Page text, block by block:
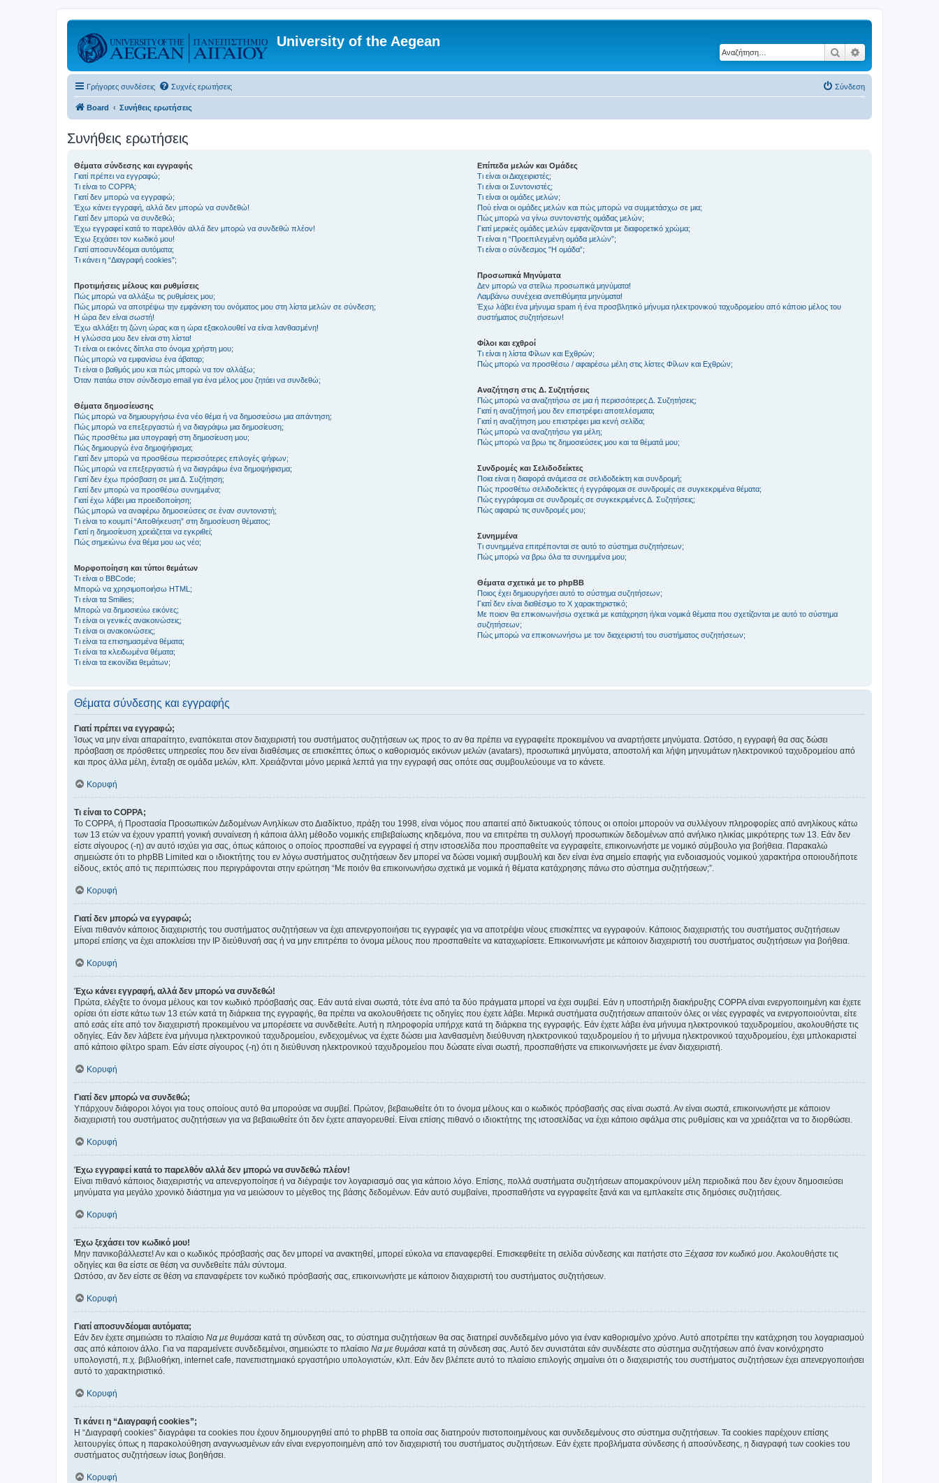
University of the Aegean
Αναζήτηση
Γρήγορες συνδέσεις Συχνές ερωτήσεις Σύνδεση
Board Συνήθεις ερωτήσεις
Συνήθεις ερωτήσεις
Θέματα σύνδεσης και εγγραφής
Γιατί πρέπει να εγγραφώ;
Τι είναι το COPPA;
Γιατί δεν μπορώ να εγγραφώ;
Έχω κάνει εγγραφή, αλλά δεν μπορώ να συνδεθώ!
Γιατί δεν μπορώ να συνδεθώ;
Έχω εγγραφεί κατά το παρελθόν αλλά δεν μπορώ να συνδεθώ πλέον!
Έχω ξεχάσει τον κωδικό μου!
Γιατί αποσυνδέομαι αυτόματα;
Τι κάνει η “Διαγραφή cookies”;
Προτιμήσεις μέλους και ρυθμίσεις
Πώς μπορώ να αλλάξω τις ρυθμίσεις μου;
Πώς μπορώ να αποτρέψω την εμφάνιση του ονόματος μου στη λίστα μελών σε σύνδεση;
Η ώρα δεν είναι σωστή!
Έχω αλλάξει τη ζώνη ώρας και η ώρα εξακολουθεί να είναι λανθασμένη!
Η γλώσσα μου δεν είναι στη λίστα!
Τι είναι οι εικόνες δίπλα στο όνομα χρήστη μου;
Πώς μπορώ να εμφανίσω ένα άβαταρ;
Τι είναι ο βαθμός μου και πώς μπορώ να τον αλλάξω;
Όταν πατάω στον σύνδεσμο email για ένα μέλος μου ζητάει να συνδεθώ;
Θέματα δημοσίευσης
Πώς μπορώ να δημιουργήσω ένα νέο θέμα ή να δημοσιεύσω μια απάντηση;
Πώς μπορώ να επεξεργαστώ ή να διαγράψω μια δημοσίευση;
Πώς προσθέτω μια υπογραφή στη δημοσίευση μου;
Πώς δημιουργώ ένα δημοψήφισμα;
Γιατί δεν μπορώ να προσθέσω περισσότερες επιλογές ψήφων;
Πώς μπορώ να επεξεργαστώ ή να διαγράψω ένα δημοψήφισμα;
Γιατί δεν έχω πρόσβαση σε μια Δ. Συζήτηση;
Γιατί δεν μπορώ να προσθέσω συνημμένα;
Γιατί έχω λάβει μια προειδοποίηση;
Πώς μπορώ να αναφέρω δημοσιεύσεις σε έναν συντονιστή;
Τι είναι το κουμπί “Αποθήκευση” στη δημοσίευση θέματος;
Γιατί η δημοσίευση χρειάζεται να εγκριθεί;
Πώς σημειώνω ένα θέμα μου ως νέο;
Μορφοποίηση και τύποι θεμάτων
Τι είναι ο BBCode;
Μπορώ να χρησιμοποιήσω HTML;
Τι είναι τα Smilies;
Μπορώ να δημοσιεύω εικόνες;
Τι είναι οι γενικές ανακοινώσεις;
Τι είναι οι ανακοινώσεις;
Τι είναι τα επισημασμένα θέματα;
Τι είναι τα κλειδωμένα θέματα;
Τι είναι τα εικονίδια θεμάτων;
Επίπεδα μελών και Ομάδες
Τι είναι οι Διαχειριστές;
Τι είναι οι Συντονιστές;
Τι είναι οι ομάδες μελών;
Πού είναι οι ομάδες μελών και πώς μπορώ να συμμετάσχω σε μια;
Πώς μπορώ να γίνω συντονιστής ομάδας μελών;
Γιατί μερικές ομάδες μελών εμφανίζονται με διαφορετικό χρώμα;
Τι είναι η “Προεπιλεγμένη ομάδα μελών”;
Τι είναι ο σύνδεσμος "Η ομάδα”;
Προσωπικά Μηνύματα
Δεν μπορώ να στείλω προσωπικά μηνύματα!
Λαμβάνω συνέχεια ανεπιθύμητα μηνύματα!
Έχω λάβει ένα μήνυμα spam ή ένα προσβλητικό μήνυμα ηλεκτρονικού ταχυδρομείου από κάποιο μέλος του
συστήματος συζητήσεων!
Φίλοι και εχθροί
Τι είναι η λίστα Φίλων και Εχθρών;
Πώς μπορώ να προσθέσω / αφαιρέσω μέλη στις λίστες Φίλων και Εχθρών;
Αναζήτηση στις Δ. Συζητήσεις
Πώς μπορώ να αναζητήσω σε μια ή περισσότερες Δ. Συζητήσεις;
Γιατί η αναζήτησή μου δεν επιστρέφει αποτελέσματα;
Γιατί η αναζήτηση μου επιστρέφει μια κενή σελίδα;
Πώς μπορώ να αναζητήσω για μέλη;
Πώς μπορώ να βρω τις δημοσιεύσεις μου και τα θέματά μου;
Συνδρομές και Σελιδοδείκτες
Ποια είναι η διαφορά ανάμεσα σε σελιδοδείκτη και συνδρομή;
Πώς προσθέτω σελιδοδείκτες ή εγγράφομαι σε συνδρομές σε συγκεκριμένα θέματα;
Πώς εγγράφομαι σε συνδρομές σε συγκεκριμένες Δ. Συζητήσεις;
Πώς αφαιρώ τις συνδρομές μου;
Συνημμένα
Τι συνημμένα επιτρέπονται σε αυτό το σύστημα συζητήσεων;
Πώς μπορώ να βρω όλα τα συνημμένα μου;
Θέματα σχετικά με το phpBB
Ποιος έχει δημιουργήσει αυτό το σύστημα συζητήσεων;
Γιατί δεν είναι διαθέσιμο το Χ χαρακτηριστικό;
Με ποιον θα επικοινωνήσω σχετικά με κατάχρηση ή/και νομικά θέματα που σχετίζονται με αυτό το σύστημα
συζητήσεων;
Πώς μπορώ να επικοινωνήσω με τον διαχειριστή του συστήματος συζητήσεων;
Θέματα σύνδεσης και εγγραφής
Γιατί πρέπει να εγγραφώ;
Ίσως να μην είναι απαραίτητο, εναπόκειται στον διαχειριστή του συστήματος συζητήσεων ως προς το αν θα πρέπει να εγγραφείτε προκειμένου να αναρτήσετε μηνύματα. Ωστόσο, η εγγραφή θα σας δώσει
πρόσβαση σε πρόσθετες υπηρεσίες που δεν είναι διαθέσιμες σε επισκέπτες όπως ο καθορισμός εικόνων μελών (avatars), προσωπικά μηνύματα, αποστολή και λήψη μηνυμάτων ηλεκτρονικού ταχυδρομείου από
και προς άλλα μέλη, ένταξη σε ομάδα μελών, κλπ. Χρειάζονται μόνο μερικά λεπτά για την εγγραφή σας οπότε σας συμβουλεύουμε να το κάνετε.
Κορυφή
Τι είναι το COPPA;
Το COPPA, ή Προστασία Προσωπικών Δεδομένων Ανηλίκων στο Διαδίκτυο, πράξη του 1998, είναι νόμος που απαιτεί από δικτυακούς τόπους οι οποίοι μπορούν να συλλέγουν πληροφορίες από ανηλίκους κάτω
των 13 ετών να έχουν γραπτή γονική συναίνεση ή κάποια άλλη μέθοδο νομικής επιβεβαίωσης κηδεμόνα, που να επιτρέπει τη συλλογή προσωπικών δεδομένων από ανήλικο ηλικίας μικρότερης των 13. Εάν δεν
είστε σίγουρος (-η) αν αυτό ισχύει για σας, όπως κάποιος ο οποίος προσπαθεί να εγγραφεί ή στην ιστοσελίδα που προσπαθείτε να εγγραφείτε, επικοινωνήστε με νομικό σύμβουλο για βοήθεια. Παρακαλώ
σημειώστε ότι το phpBB Limited και ο ιδιοκτήτης του εν λόγω συστήματος συζητήσεων δεν μπορεί να δώσει νομική συμβουλή και δεν είναι ένα σημείο επαφής για ενδοιασμούς νομικού χαρακτήρα οποιουδήποτε
είδους, εκτός από τις περιπτώσεις που περιγράφονται στην ερώτηση “Με ποιόν θα επικοινωνήσω σχετικά με νομικά ή θέματα κατάχρησης πάνω στο σύστημα συζητήσεων;”.
Κορυφή
Γιατί δεν μπορώ να εγγραφώ;
Είναι πιθανόν κάποιος διαχειριστής του συστήματος συζητήσεων να έχει απενεργοποιήσει τις εγγραφές για να αποτρέψει νέους επισκέπτες να εγγραφούν. Κάποιος διαχειριστής του συστήματος συζητήσεων
μπορεί επίσης να έχει αποκλείσει την IP διεύθυνσή σας ή να μην επιτρέπει το όνομα μέλους που προσπαθείτε να καταχωρίσετε. Επικοινωνήστε με κάποιον διαχειριστή του συστήματος συζητήσεων για βοήθεια.
Κορυφή
Έχω κάνει εγγραφή, αλλά δεν μπορώ να συνδεθώ!
Πρώτα, ελέγξτε το όνομα μέλους και τον κωδικό πρόσβασής σας. Εάν αυτά είναι σωστά, τότε ένα από τα δύο πράγματα μπορεί να έχει συμβεί. Εάν η υποστήριξη διακήρυξης COPPA είναι ενεργοποιημένη και έχετε
ορίσει ότι είστε κάτω των 13 ετών κατά τη διάρκεια της εγγραφής, θα πρέπει να ακολουθήσετε τις οδηγίες που έχετε λάβει. Μερικά συστήματα συζητήσεων απαιτούν όλες οι νέες εγγραφές να ενεργοποιούνται, είτε
από εσάς είτε από τον διαχειριστή προκειμένου να μπορέσετε να συνδεθείτε. Αυτή η πληροφορία υπήρχε κατά τη διάρκεια της εγγραφής. Εάν έχετε λάβει ένα μήνυμα ηλεκτρονικού ταχυδρομείου, ακολουθήστε τις
οδηγίες. Εάν δεν λάβετε ένα μήνυμα ηλεκτρονικού ταχυδρομείου, ενδεχομένως να έχετε δώσει μια λανθασμένη διεύθυνση ηλεκτρονικού ταχυδρομείου ή το μήνυμα ηλεκτρονικού ταχυδρομείου, έχει μπλοκαριστεί
από κάποιο φίλτρο spam. Εάν είστε σίγουρος (-η) ότι η διεύθυνση ηλεκτρονικού ταχυδρομείου που δώσατε είναι σωστή, προσπαθήστε να επικοινωνήσετε με έναν διαχειριστή.
Κορυφή
Γιατί δεν μπορώ να συνδεθώ;
Υπάρχουν διάφοροι λόγοι για τους οποίους αυτό θα μπορούσε να συμβεί. Πρώτον, βεβαιωθείτε ότι το όνομα μέλους και ο κωδικός πρόσβασής σας είναι σωστά. Αν είναι σωστά, επικοινωνήστε με κάποιον
διαχειριστή του συστήματος συζητήσεων για να βεβαιωθείτε ότι δεν έχετε απαγορευθεί. Είναι επίσης πιθανό ο ιδιοκτήτης της ιστοσελίδας να έχει κάποιο σφάλμα στις ρυθμίσεις και να χρειάζεται να το διορθώσει.
Κορυφή
Έχω εγγραφεί κατά το παρελθόν αλλά δεν μπορώ να συνδεθώ πλέον!
Είναι πιθανό κάποιος διαχειριστής να απενεργοποίησε ή να διέγραψε τον λογαριασμό σας για κάποιο λόγο. Επίσης, πολλά συστήματα συζητήσεων απομακρύνουν μέλη περιοδικά που δεν έχουν δημοσιεύσει
μηνύματα για μεγάλο χρονικό διάστημα για να μειώσουν το μέγεθος της βάσης δεδομένων. Εάν αυτό συμβαίνει, προσπαθήστε να εγγραφείτε ξανά και να εμπλακείτε στις δημόσιες συζητήσεις.
Κορυφή
Έχω ξεχάσει τον κωδικό μου!
Μην πανικοβάλλεστε! Αν και ο κωδικός πρόσβασής σας δεν μπορεί να ανακτηθεί, μπορεί εύκολα να επαναφερθεί. Επισκεφθείτε τη σελίδα σύνδεσης και πατήστε στο Ξέχασα τον κωδικό μου. Ακολουθήστε τις
οδηγίες και θα είστε σε θέση να συνδεθείτε πάλι σύντομα.
Ωστόσο, αν δεν είστε σε θέση να επαναφέρετε τον κωδικό πρόσβασής σας, επικοινωνήστε με κάποιον διαχειριστή του συστήματος συζητήσεων.
Κορυφή
Γιατί αποσυνδέομαι αυτόματα;
Εάν δεν έχετε σημειώσει το πλαίσιο Να με θυμάσαι κατά τη σύνδεση σας, το σύστημα συζητήσεων θα σας διατηρεί συνδεδεμένο μόνο για έναν καθορισμένο χρόνο. Αυτό αποτρέπει την κατάχρηση του λογαριασμού
σας από κάποιον άλλο. Για να παραμείνετε συνδεδεμένοι, σημειώστε το πλαίσιο Να με θυμάσαι κατά τη σύνδεση σας. Αυτό δεν συνιστάται εάν συνδέεστε στο σύστημα συζητήσεων από έναν κοινόχρηστο
υπολογιστή, π.χ. βιβλιοθήκη, internet cafe, πανεπιστημιακό εργαστήριο υπολογιστών, κλπ. Εάν δεν βλέπετε αυτό το πλαίσιο επιλογής σημαίνει ότι ο διαχειριστής του συστήματος συζητήσεων έχει απενεργοποιήσει
αυτό το χαρακτηριστικό.
Κορυφή
Τι κάνει η “Διαγραφή cookies”;
Η “Διαγραφή cookies” διαγράφει τα cookies που έχουν δημιουργηθεί από το phpBB τα οποία σας διατηρούν πιστοποιημένους και συνδεδεμένους στο σύστημα συζητήσεων. Τα cookies παρέχουν επίσης
λειτουργίες όπως η παρακολούθηση αναγνωσμένων εάν είναι ενεργοποιημένη από τον διαχειριστή του συστήματος συζητήσεων. Εάν έχετε προβλήματα σύνδεσης ή αποσύνδεσης, η διαγραφή των cookies του
συστήματος συζητήσεων ίσως βοηθήσει.
Κορυφή